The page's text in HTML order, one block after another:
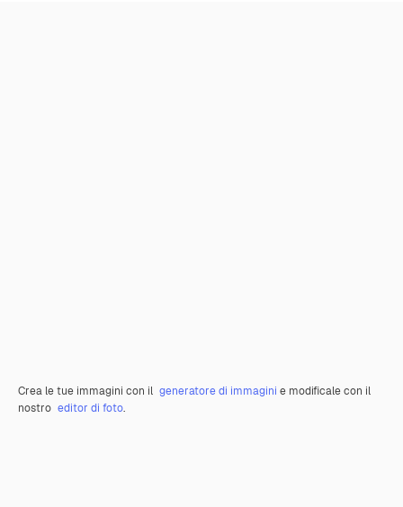
Crea le tue immagini con il generatore di immagini e modificale con il
nostro editor di foto.